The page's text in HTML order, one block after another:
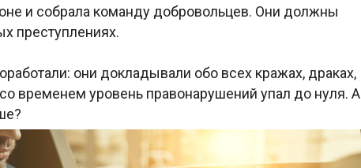
и собрала команду добровольцев. Они должны
преступлениях.
они докладывали обо всех кражах, драках,
временем уровень правонарушений упал до нуля. А